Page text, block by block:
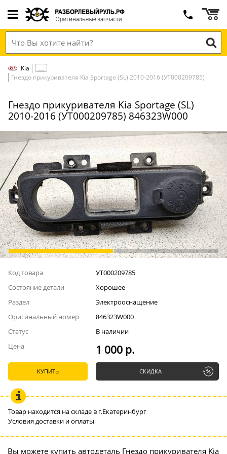
Kia
Гнездо прикуривателя Kia Sportage (SL) 2010-2016 (УТ000209785)
Гнездо прикуривателя Kia Sportage (SL)
2010-2016 (УТ000209785) 846323W000
Код товара
УТ000209785
Состояние детали
Хорошее
Раздел
Электрооснащение
Оригинальный номер
846323W000
Статус
В наличии
Цена
1 000 р.
КУПИТЬ СКИДКА
Товар находится на складе в г.Екатеринбург
Условия доставки и оплаты
Вы можете купить автодеталь Гнездо прикуривателя Kia